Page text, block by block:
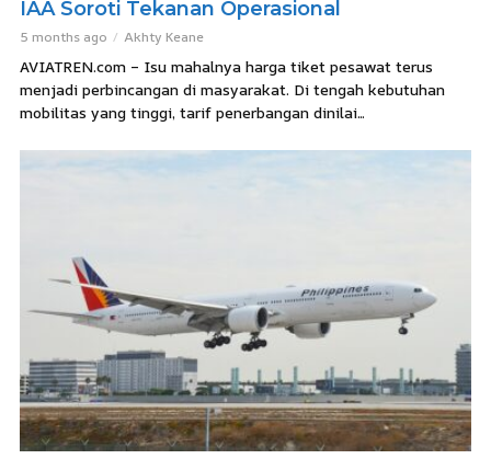
IAA Soroti Tekanan Operasional
5 months ago Akhty Keane
AVIATREN.com – Isu mahalnya harga tiket pesawat terus
menjadi perbincangan di masyarakat. Di tengah kebutuhan
mobilitas yang tinggi, tarif penerbangan dinilai...